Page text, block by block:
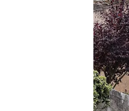
WEC